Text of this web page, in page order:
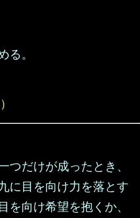
る。
）
つだけが成ったとき、
に目を向け力を落とす
を向け希望を抱くか、